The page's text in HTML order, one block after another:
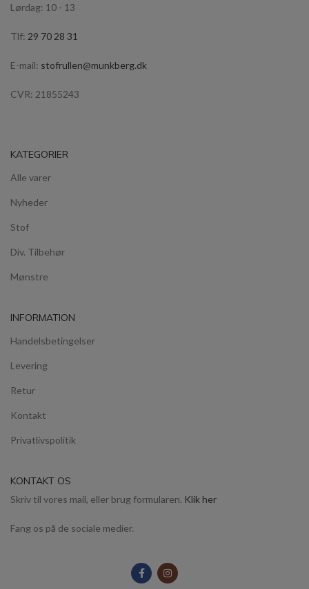
Lørdag: 10 - 13
Tlf: 29 70 28 31
E-mail: stofrullen@munkberg.dk
CVR: 21855243
KATEGORIER
Alle varer
Nyheder
Stof
Div. Tilbehør
Mønstre
INFORMATION
Handelsbetingelser
Levering
Retur
Kontakt
Privatlivspolitik
KONTAKT OS
Skriv til vores mail, eller brug formularen. Klik her
Fang os på de sociale medier.